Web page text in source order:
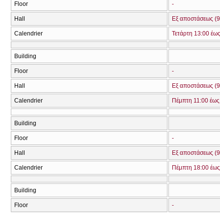
Floor -
Hall Εξ αποστάσεως
Calendrier Τετάρτη 13:00
Building
Floor -
Hall Εξ αποστάσεως
Calendrier Πέμπτη 11:00
Building
Floor -
Hall Εξ αποστάσεως
Calendrier Πέμπτη 18:00
Building
Floor -